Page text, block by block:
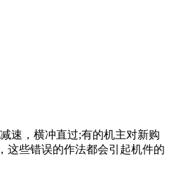
速，横冲直过;有的机主对新购
这些错误的作法都会引起机件的